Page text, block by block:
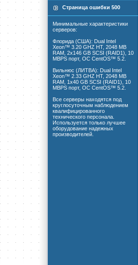
Страница ошибки 500
Минимальные характеристики
серверов:
Флорида (США): Dual Intel
Xeon™ 3.20 GHZ HT, 2048 MB
RAM, 2x146 GB SCSI (RAID1), 10
MBPS порт, ОС CentOS™ 5.2.
Вильнюс (ЛИТВА): Dual Intel
Xeon™ 2.33 GHZ HT, 2048 MB
RAM, 1x40 GB SCSI (RAID1), 10
MBPS порт, ОС CentOS™ 5.2.
Все серверы находятся под
круглосуточным наблюдением
квалифицированного
технического персонала.
Используется только лучшее
оборудование надежных
производителей.